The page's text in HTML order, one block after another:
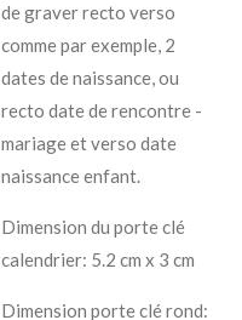
de graver recto verso
comme par exemple, 2
dates de naissance, ou
recto date de rencontre -
mariage et verso date
naissance enfant.
Dimension du porte clé
calendrier: 5.2 cm x 3 cm
Dimension porte clé rond: